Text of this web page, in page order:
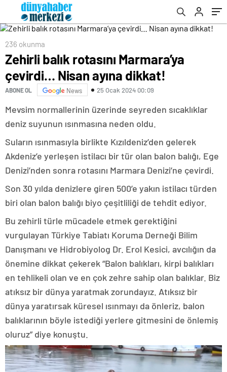
236 okunma
Zehirli balık rotasını Marmara’ya
çevirdi… Nisan ayına dikkat!
ABONE OL News 25 Ocak 2024 00:09
Mevsim normallerinin üzerinde seyreden sıcaklıklar
deniz suyunun ısınmasına neden oldu.
Suların ısınmasıyla birlikte Kızıldeniz’den gelerek
Akdeniz’e yerleşen istilacı bir tür olan balon balığı, Ege
Denizi’nden sonra rotasını Marmara Denizi’ne çevirdi.
Son 30 yılda denizlere giren 500’e yakın istilacı türden
biri olan balon balığı biyo çeşitliliği de tehdit ediyor.
Bu zehirli türle mücadele etmek gerektiğini
vurgulayan Türkiye Tabiatı Koruma Derneği Bilim
Danışmanı ve Hidrobiyolog Dr. Erol Kesici, avcılığın da
önemine dikkat çekerek “Balon balıkları, kirpi balıkları
en tehlikeli olan ve en çok zehre sahip olan balıklar. Biz
atıksız bir dünya yaratmak zorundayız. Atıksız bir
dünya yaratırsak küresel ısınmayı da önleriz, balon
balıklarının böyle istediği yerlere gitmesini de önlemiş
oluruz” diye konuştu.